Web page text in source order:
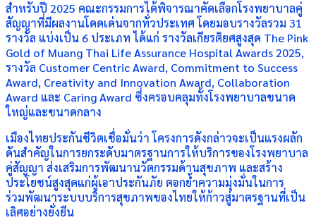
สำหรับปี 2025 คณะกรรมการได้พิจารณาคัดเลือกโรงพยาบาลคู่
สัญญาที่มีผลงานโดดเด่นจากทั่วประเทศ โดยมอบรางวัลรวม 31
รางวัล แบ่งเป็น 6 ประเภท ได้แก่ รางวัลเกียรติยศสูงสุด The Pink
Gold of Muang Thai Life Assurance Hospital Awards 2025,
รางวัล Customer Centric Award, Commitment to Success
Award, Creativity and Innovation Award, Collaboration
Award และ Caring Award ซึ่งครอบคลุมทั้งโรงพยาบาลขนาด
ใหญ่และขนาดกลาง
เมืองไทยประกันชีวิตเชื่อมั่นว่า โครงการดังกล่าวจะเป็นแรงผลัก
ดันสำคัญในการยกระดับมาตรฐานการให้บริการของโรงพยาบาล
คู่สัญญา ส่งเสริมการพัฒนานวัตกรรมด้านสุขภาพ และสร้าง
ประโยชน์สูงสุดแก่ผู้เอาประกันภัย ตอกย้ำความมุ่งมั่นในการ
ร่วมพัฒนาระบบบริการสุขภาพของไทยให้ก้าวสู่มาตรฐานที่เป็น
เลิศอย่างยั่งยืน